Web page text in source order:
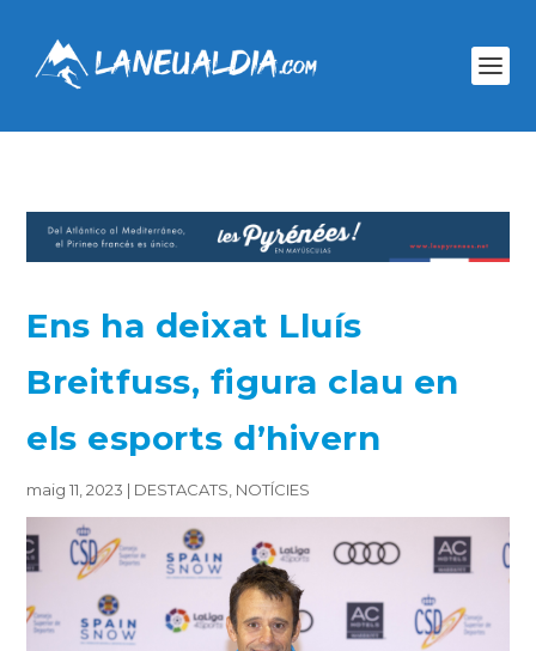
Ens ha deixat Lluís
Breitfuss, figura clau en
els esports d’hivern
maig 11, 2023 | DESTACATS NOTÍCIES